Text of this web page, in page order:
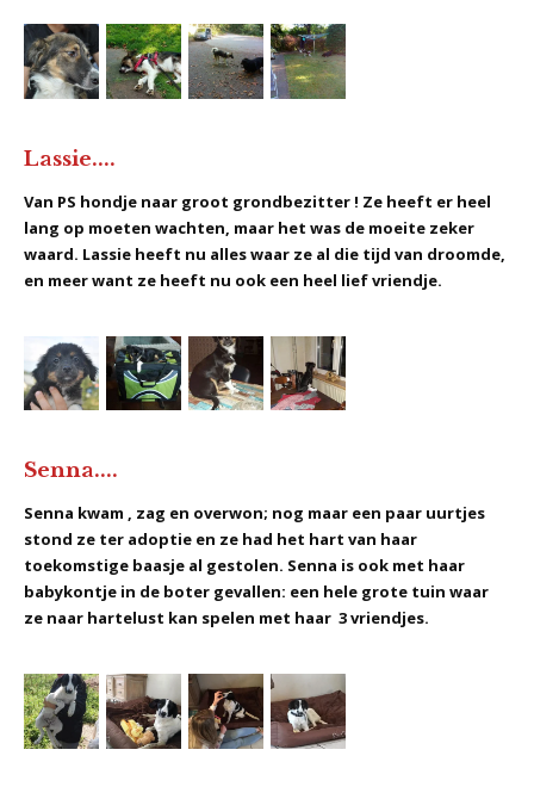
Lassie....
Van PS hondje naar groot grondbezitter ! Ze heeft er heel
lang op moeten wachten, maar het was de moeite zeker
waard. Lassie heeft nu alles waar ze al die tijd van droomde,
en meer want ze heeft nu ook een heel lief vriendje.
Senna....
Senna kwam , zag en overwon; nog maar een paar uurtjes
stond ze ter adoptie en ze had het hart van haar
toekomstige baasje al gestolen. Senna is ook met haar
babykontje in de boter gevallen: een hele grote tuin waar
ze naar hartelust kan spelen met haar 3 vriendjes.